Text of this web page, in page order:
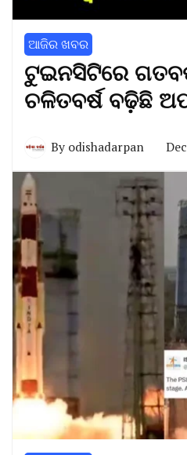
ଆଜିର ଖବର
ଟୁଇନସିଟିରେ
ଚଳିତବର୍ଷ ବଢ଼ିଛି
By odishadarpan